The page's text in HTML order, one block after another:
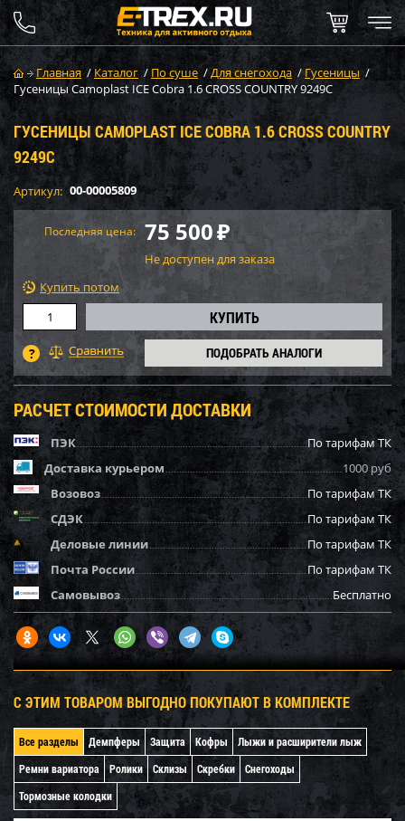
Главная / Каталог / По суше /Для снегохода /Гусеницы /
Гусеницы Camoplast ICE Cobra 1.6 CROSS COUNTRY 9249C
ГУСЕНИЦЫ CAMOPLAST ICE COBRA 1.6 CROSS COUNTRY
9249C
Артикул: 00-00005809
Последняя цена: 75 500₽
Не доступен для заказа
Купить потом
ПОДОБРАТЬ АНАЛОГИ
РАСЧЕТ СТОИМОСТИ ДОСТАВКИ
ПЭК
По тарифам ТК
Доставка курьером
1000 руб
Возовоз
По тарифам ТК
СДЭК
По тарифам ТК
Деловые линии
По тарифам ТК
Почта России
По тарифам ТК
Самовывоз
Бесплатно
С ЭТИМ ТОВАРОМ ВЫГОДНО ПОКУПАЮТ В КОМПЛЕКТЕ
Все разделы Демпферы Защита Кофры
Лыжи и расширители лыж
Ремни вариатора
Ролики Склизы Скребки
Снегоходы
Тормозные колодки